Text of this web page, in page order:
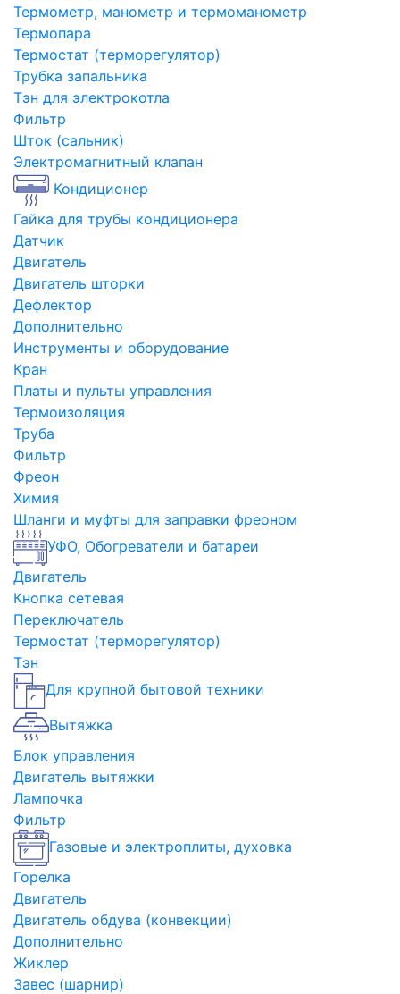
Термометр, манометр и термоманометр
Термопара
Термостат (терморегулятор)
Трубка запальника
Тэн для электрокотла
Фильтр
Шток (сальник)
Электромагнитный клапан
Кондиционер
Гайка для трубы кондиционера
Датчик
Двигатель
Двигатель шторки
Дефлектор
Дополнительно
Инструменты и оборудование
Кран
Платы и пульты управления
Термоизоляция
Труба
Фильтр
Фреон
Химия
Шланги и муфты для заправки фреоном
УФО, Обогреватели и батареи
Двигатель
Кнопка сетевая
Переключатель
Термостат (терморегулятор)
Тэн
Для крупной бытовой техники
Вытяжка
Блок управления
Двигатель вытяжки
Лампочка
Фильтр
Газовые и электроплиты, духовка
Горелка
Двигатель
Двигатель обдува (конвекции)
Дополнительно
Жиклер
Завес (шарнир)